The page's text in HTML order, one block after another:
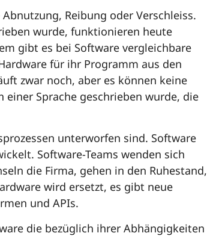
Reibung oder Verschleiss.
wurde, funktionieren heute
gibt es bei Software vergleichbare
für ihr Programm aus den
zwar noch, aber es können keine
Sprache geschrieben wurde, die
unterworfen sind. Software
Software-Teams wenden sich
die Firma, gehen in den Ruhestand,
wird ersetzt, es gibt neue
und APIs.
die bezüglich ihrer Abhängigkeiten